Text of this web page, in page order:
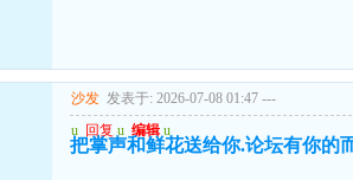
沙发 发表于: 2026-07-08 01:47 ---
u 回复 u 编辑 u
把掌声和鲜花送给你.论坛有你的